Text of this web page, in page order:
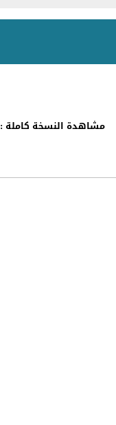
مشاهدة النسخة كاملة :